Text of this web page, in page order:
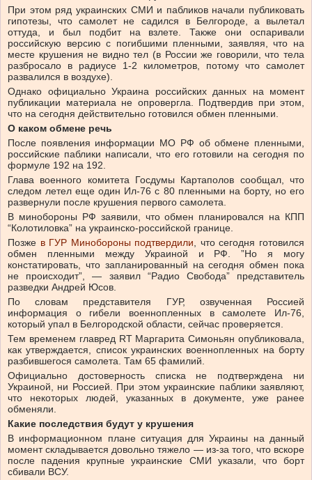
При этом ряд украинских СМИ и пабликов начали публиковать
гипотезы, что самолет не садился в Белгороде, а вылетал
оттуда, и был подбит на взлете. Также они оспаривали
российскую версию с погибшими пленными, заявляя, что на
месте крушения не видно тел (в России же говорили, что тела
разбросало в радиусе 1-2 километров, потому что самолет
развалился в воздухе).
Однако официально Украина российских данных на момент
публикации материала не опровергла. Подтвердив при этом,
что на сегодня действительно готовился обмен пленными.
О каком обмене речь
После появления информации МО РФ об обмене пленными,
российские паблики написали, что его готовили на сегодня по
формуле 192 на 192.
Глава военного комитета Госдумы Картаполов сообщал, что
следом летел еще один Ил-76 с 80 пленными на борту, но его
развернули после крушения первого самолета.
В минобороны РФ заявили, что обмен планировался на КПП
“Колотиловка” на украинско-российской границе.
Позже в ГУР Минобороны подтвердили, что сегодня готовился
обмен пленными между Украиной и РФ. ”Но я могу
констатировать, что запланированный на сегодня обмен пока
не происходит”, — заявил “Радио Свобода” представитель
разведки Андрей Юсов.
По словам представителя ГУР, озвученная Россией
информация о гибели военнопленных в самолете Ил-76,
который упал в Белгородской области, сейчас проверяется.
Тем временем главред RT Маргарита Симоньян опубликовала,
как утверждается, список украинских военнопленных на борту
разбившегося самолета. Там 65 фамилий.
Официально достоверность списка не подтверждена ни
Украиной, ни Россией. При этом украинские паблики заявляют,
что некоторых людей, указанных в документе, уже ранее
обменяли.
Какие последствия будут у крушения
В информационном плане ситуация для Украины на данный
момент складывается довольно тяжело — из-за того, что вскоре
после падения крупные украинские СМИ указали, что борт
сбивали ВСУ.